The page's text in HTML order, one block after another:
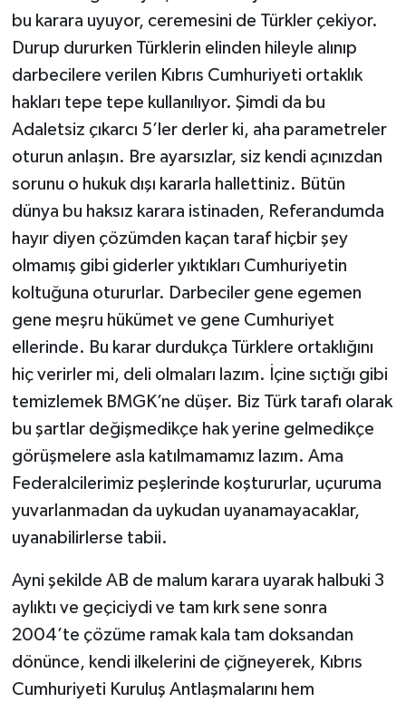
bu karara uyuyor, ceremesini de Türkler çekiyor.
Durup dururken Türklerin elinden hileyle alınıp
darbecilere verilen Kıbrıs Cumhuriyeti ortaklık
hakları tepe tepe kullanılıyor. Şimdi da bu
Adaletsiz çıkarcı 5’ler derler ki, aha parametreler
oturun anlaşın. Bre ayarsızlar, siz kendi açınızdan
sorunu o hukuk dışı kararla hallettiniz. Bütün
dünya bu haksız karara istinaden, Referandumda
hayır diyen çözümden kaçan taraf hiçbir şey
olmamış gibi giderler yıktıkları Cumhuriyetin
koltuğuna otururlar. Darbeciler gene egemen
gene meşru hükümet ve gene Cumhuriyet
ellerinde. Bu karar durdukça Türklere ortaklığını
hiç verirler mi, deli olmaları lazım. İçine sıçtığı gibi
temizlemek BMGK’ne düşer. Biz Türk tarafı olarak
bu şartlar değişmedikçe hak yerine gelmedikçe
görüşmelere asla katılmamamız lazım. Ama
Federalcilerimiz peşlerinde koştururlar, uçuruma
yuvarlanmadan da uykudan uyanamayacaklar,
uyanabilirlerse tabii.
Ayni şekilde AB de malum karara uyarak halbuki 3
aylıktı ve geçiciydi ve tam kırk sene sonra
2004’te çözüme ramak kala tam doksandan
dönünce, kendi ilkelerini de çiğneyerek, Kıbrıs
Cumhuriyeti Kuruluş Antlaşmalarını hem